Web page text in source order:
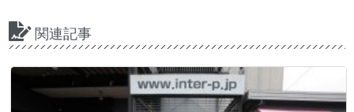
関連記事